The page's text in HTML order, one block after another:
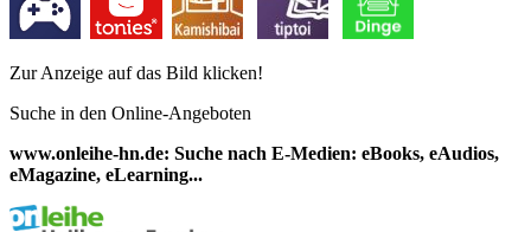
Zur Anzeige auf das Bild klicken!
Suche in den Online-Angeboten
www.onleihe-hn.de: Suche nach E-Medien: eBooks, eAudios,
eMagazine, eLearning...